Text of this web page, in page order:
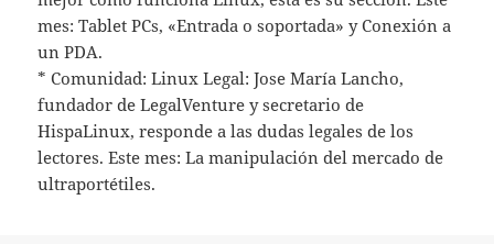
mes: Tablet PCs, «Entrada o soportada» y Conexión a
un PDA.
* Comunidad: Linux Legal: Jose María Lancho,
fundador de LegalVenture y secretario de
HispaLinux, responde a las dudas legales de los
lectores. Este mes: La manipulación del mercado de
ultraportétiles.